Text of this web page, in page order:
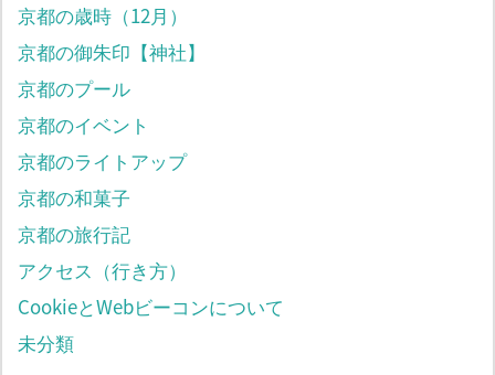
京都の歳時（12月）
京都の御朱印【神社】
京都のプール
京都のイベント
京都のライトアップ
京都の和菓子
京都の旅行記
アクセス（行き方）
CookieとWebビーコンについて
未分類